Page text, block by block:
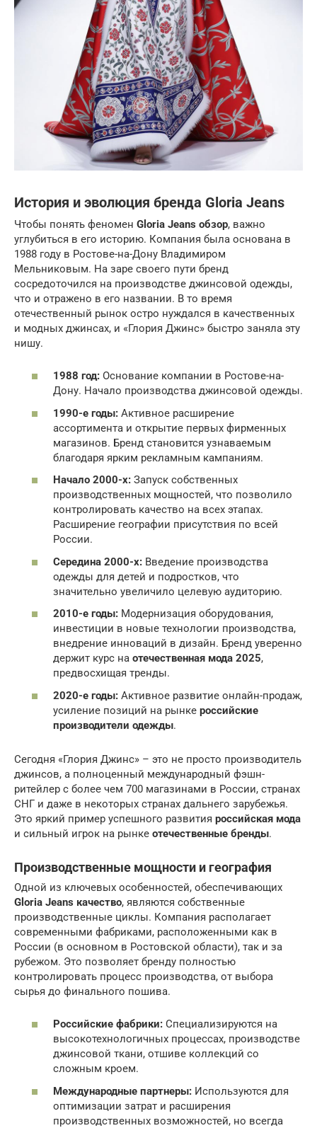
История и эволюция бренда Gloria Jeans
Чтобы понять феномен Gloria Jeans обзор, важно
углубиться в его историю. Компания была основана в
1988 году в Ростове-на-Дону Владимиром
Мельниковым. На заре своего пути бренд
сосредоточился на производстве джинсовой одежды,
что и отражено в его названии. В то время
отечественный рынок остро нуждался в качественных
и модных джинсах, и «Глория Джинс» быстро заняла эту
нишу.
1988 год: Основание компании в Ростове-на-
Дону. Начало производства джинсовой одежды.
1990-е годы: Активное расширение
ассортимента и открытие первых фирменных
магазинов. Бренд становится узнаваемым
благодаря ярким рекламным кампаниям.
Начало 2000-х: Запуск собственных
производственных мощностей, что позволило
контролировать качество на всех этапах.
Расширение географии присутствия по всей
России.
Середина 2000-х: Введение производства
одежды для детей и подростков, что
значительно увеличило целевую аудиторию.
2010-е годы: Модернизация оборудования,
инвестиции в новые технологии производства,
внедрение инноваций в дизайн. Бренд уверенно
держит курс на отечественная мода 2025,
предвосхищая тренды.
2020-е годы: Активное развитие онлайн-продаж,
усиление позиций на рынке российские
производители одежды.
Сегодня «Глория Джинс» – это не просто производитель
джинсов, а полноценный международный фэшн-
ритейлер с более чем 700 магазинами в России, странах
СНГ и даже в некоторых странах дальнего зарубежья.
Это яркий пример успешного развития российская мода
и сильный игрок на рынке отечественные бренды.
Производственные мощности и география
Одной из ключевых особенностей, обеспечивающих
Gloria Jeans качество, являются собственные
производственные циклы. Компания располагает
современными фабриками, расположенными как в
России (в основном в Ростовской области), так и за
рубежом. Это позволяет бренду полностью
контролировать процесс производства, от выбора
сырья до финального пошива.
Российские фабрики: Специализируются на
высокотехнологичных процессах, производстве
джинсовой ткани, отшиве коллекций со
сложным кроем.
Международные партнеры: Используются для
оптимизации затрат и расширения
производственных возможностей, но всегда